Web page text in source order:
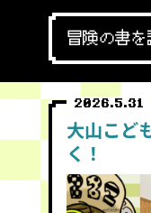
冒険の書を
2026.5.31
大山こど
く！